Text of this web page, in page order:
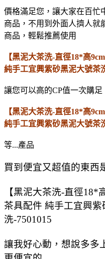
價格滿足您，讓大家在百忙
商品，不用到外面人擠人就
商品，輕鬆推薦使用
【黑泥大茶洗-直徑18*高
純手工宜興紫砂黑泥大號茶
讓您可以高的CP值一次購足
【黑泥大茶洗-直徑18*高
純手工宜興紫砂黑泥大號茶
等...產品
買到便宜又超值的東西
【黑泥大茶洗-直徑18*
茶具配件 純手工宜興
洗-7501015
讓我好心動，想說多多